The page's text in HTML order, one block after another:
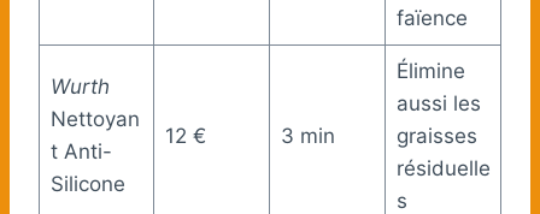
faïence
Wurth
Nettoyan
t Anti-
Silicone
12 € 3 min
Élimine
aussi les
graisses
résiduelle
s